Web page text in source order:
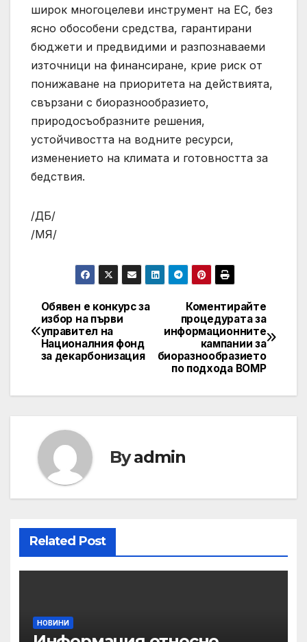
широк многоцелеви инструмент на ЕС, без
ясно обособени средства, гарантирани
бюджети и предвидими и разпознаваеми
източници на финансиране, крие риск от
понижаване на приоритета на действията,
свързани с биоразнообразието,
природосъобразните решения,
устойчивостта на водните ресурси,
изменението на климата и готовността за
бедствия.
/ДБ/
/МЯ/
Post
navigation
Коментирайте
процедурата за
информационните
кампании за
биоразнообразието
по подхода ВОМР
Обявен е конкурс за
избор на първи
управител на
Националния фонд
за декарбонизация
Byadmin
Related Post
НОВИНИ